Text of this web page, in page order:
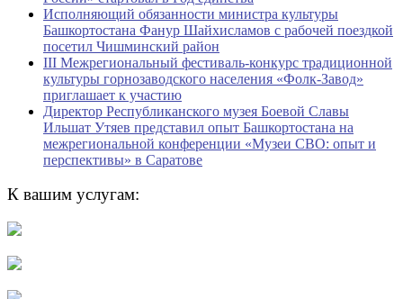
Исполняющий обязанности министра культуры
Башкортостана Фанур Шайхисламов с рабочей поездкой
посетил Чишминский район
III Межрегиональный фестиваль-конкурс традиционной
культуры горнозаводского населения «Фолк-Завод»
приглашает к участию
Директор Республиканского музея Боевой Славы
Ильшат Утяев представил опыт Башкортостана на
межрегиональной конференции «Музеи СВО: опыт и
перспективы» в Саратове
К вашим услугам: